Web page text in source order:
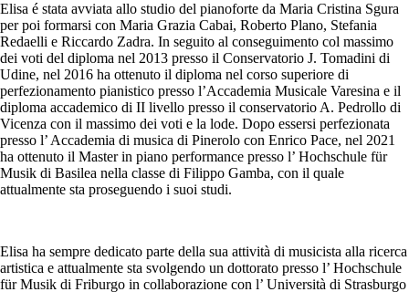
Elisa é stata avviata allo studio del pianoforte da Maria Cristina Sgura
per poi formarsi con Maria Grazia Cabai, Roberto Plano, Stefania
Redaelli e Riccardo Zadra. In seguito al conseguimento col massimo
dei voti del diploma nel 2013 presso il Conservatorio J. Tomadini di
Udine, nel 2016 ha ottenuto il diploma nel corso superiore di
perfezionamento pianistico presso l’Accademia Musicale Varesina e il
diploma accademico di II livello presso il conservatorio A. Pedrollo di
Vicenza con il massimo dei voti e la lode. Dopo essersi perfezionata
presso l’ Accademia di musica di Pinerolo con Enrico Pace, nel 2021
ha ottenuto il Master in piano performance presso l’ Hochschule für
Musik di Basilea nella classe di Filippo Gamba, con il quale
attualmente sta proseguendo i suoi studi.
Elisa ha sempre dedicato parte della sua attività di musicista alla ricerca
artistica e attualmente sta svolgendo un dottorato presso l’ Hochschule
für Musik di Friburgo in collaborazione con l’ Università di Strasburgo